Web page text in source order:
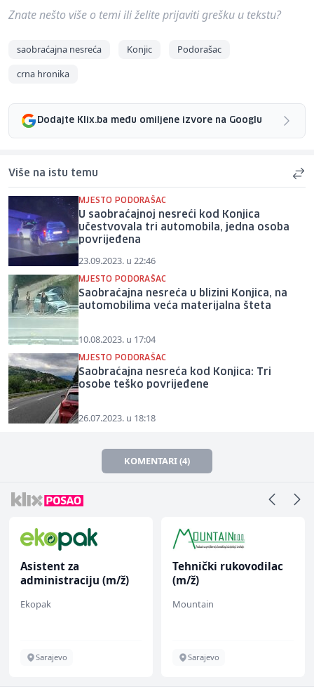
Znate nešto više o temi ili želite prijaviti grešku u tekstu?
saobraćajna nesreća Konjic
Podorašac
crna hronika
Dodajte Klix.ba među omiljene izvore na Googlu
Više na istu temu
MJESTO PODORAŠAC
U saobraćajnoj nesreći kod Konjica
učestvovala tri automobila, jedna osoba
povrijeđena
23.09.2023. u 22:46
MJESTO PODORAŠAC
Saobraćajna nesreća u blizini Konjica, na
automobilima veća materijalna šteta
10.08.2023. u 17:04
MJESTO PODORAŠAC
Saobraćajna nesreća kod Konjica: Tri
osobe teško povrijeđene
26.07.2023. u 18:18
KOMENTARI (4)
Asistent za
administraciju (m/ž)
Ekopak
Sarajevo
Tehnički rukovodilac
(m/ž)
Mountain
Sarajevo